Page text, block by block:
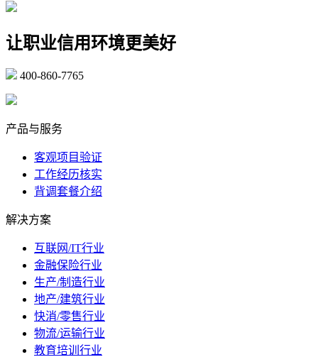
让职业信用环境更美好
400-860-7765
产品与服务
客观项目验证
工作经历核实
背调套餐介绍
解决方案
互联网/IT行业
金融保险行业
生产/制造行业
地产/建筑行业
快消/零售行业
物流/运输行业
教育培训行业